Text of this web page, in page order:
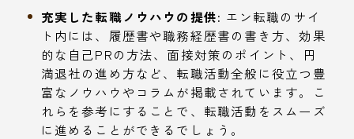
充実した転職ノウハウの提供: エン転職のサイ
ト内には、履歴書や職務経歴書の書き方、効果
的な自己PRの方法、面接対策のポイント、円
満退社の進め方など、転職活動全般に役立つ豊
富なノウハウやコラムが掲載されています。こ
れらを参考にすることで、転職活動をスムーズ
に進めることができるでしょう。